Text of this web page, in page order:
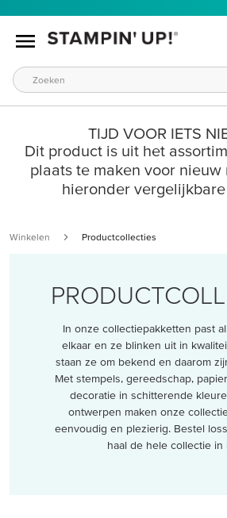
TIJD VOOR IETS
Dit product is uit het
plaats te maken voor nieuw
hieronder
Winkelen Productcollecties
In onze collectiepakketten past
elkaar en ze blinken uit in
staan ze om bekend en daarom
Met stempels, gereedschap,
decoratie in schitterende
ontwerpen maken onze
eenvoudig en plezierig. Bestel
haal de hele collectie in